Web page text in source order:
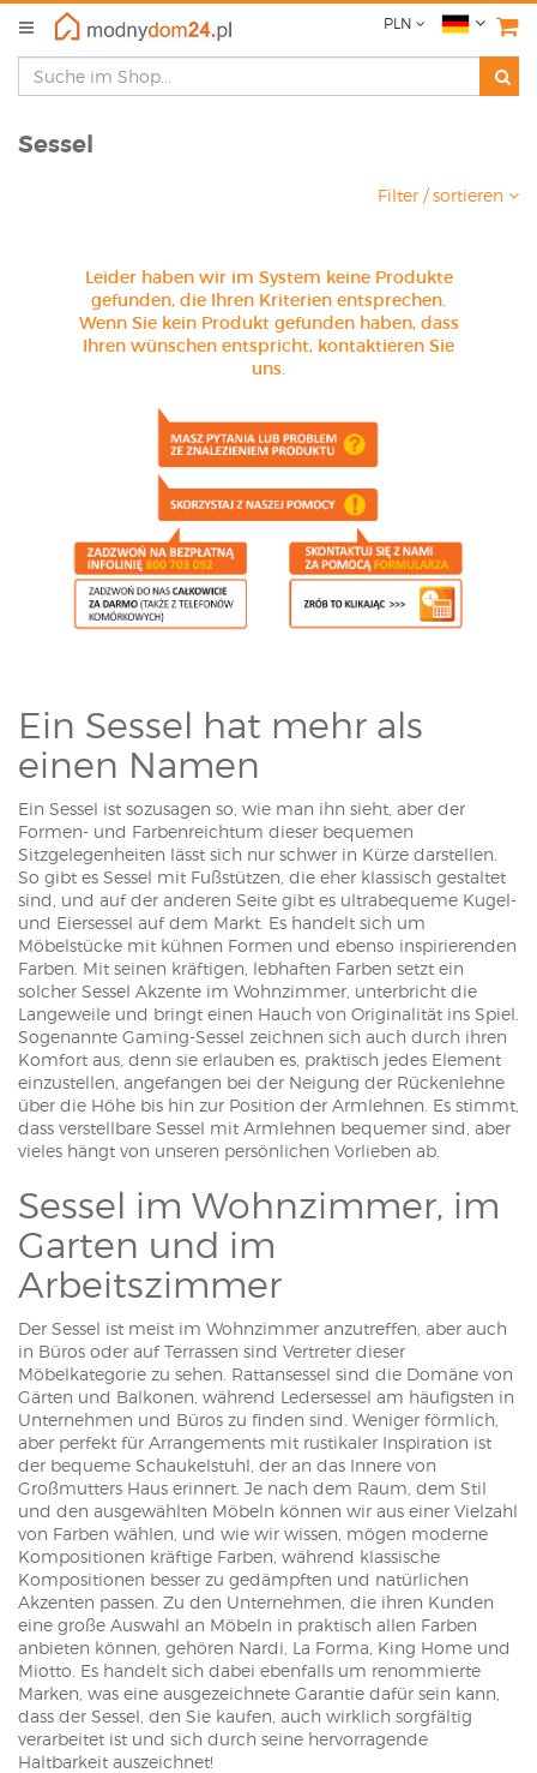
PLN
Sessel
Filter / sortieren
Leider haben wir im System keine Produkte
gefunden, die Ihren Kriterien entsprechen.
Wenn Sie kein Produkt gefunden haben, dass
Ihren wünschen entspricht, kontaktieren Sie
uns.
Ein Sessel hat mehr als
einen Namen
Ein Sessel ist sozusagen so, wie man ihn sieht, aber der
Formen- und Farbenreichtum dieser bequemen
Sitzgelegenheiten lässt sich nur schwer in Kürze darstellen.
So gibt es Sessel mit Fußstützen, die eher klassisch gestaltet
sind, und auf der anderen Seite gibt es ultrabequeme Kugel-
und Eiersessel auf dem Markt. Es handelt sich um
Möbelstücke mit kühnen Formen und ebenso inspirierenden
Farben. Mit seinen kräftigen, lebhaften Farben setzt ein
solcher Sessel Akzente im Wohnzimmer, unterbricht die
Langeweile und bringt einen Hauch von Originalität ins Spiel.
Sogenannte Gaming-Sessel zeichnen sich auch durch ihren
Komfort aus, denn sie erlauben es, praktisch jedes Element
einzustellen, angefangen bei der Neigung der Rückenlehne
über die Höhe bis hin zur Position der Armlehnen. Es stimmt,
dass verstellbare Sessel mit Armlehnen bequemer sind, aber
vieles hängt von unseren persönlichen Vorlieben ab.
Sessel im Wohnzimmer, im
Garten und im
Arbeitszimmer
Der Sessel ist meist im Wohnzimmer anzutreffen, aber auch
in Büros oder auf Terrassen sind Vertreter dieser
Möbelkategorie zu sehen. Rattansessel sind die Domäne von
Gärten und Balkonen, während Ledersessel am häufigsten in
Unternehmen und Büros zu finden sind. Weniger förmlich,
aber perfekt für Arrangements mit rustikaler Inspiration ist
der bequeme Schaukelstuhl, der an das Innere von
Großmutters Haus erinnert. Je nach dem Raum, dem Stil
und den ausgewählten Möbeln können wir aus einer Vielzahl
von Farben wählen, und wie wir wissen, mögen moderne
Kompositionen kräftige Farben, während klassische
Kompositionen besser zu gedämpften und natürlichen
Akzenten passen. Zu den Unternehmen, die ihren Kunden
eine große Auswahl an Möbeln in praktisch allen Farben
anbieten können, gehören Nardi, La Forma, King Home und
Miotto. Es handelt sich dabei ebenfalls um renommierte
Marken, was eine ausgezeichnete Garantie dafür sein kann,
dass der Sessel, den Sie kaufen, auch wirklich sorgfältig
verarbeitet ist und sich durch seine hervorragende
Haltbarkeit auszeichnet!